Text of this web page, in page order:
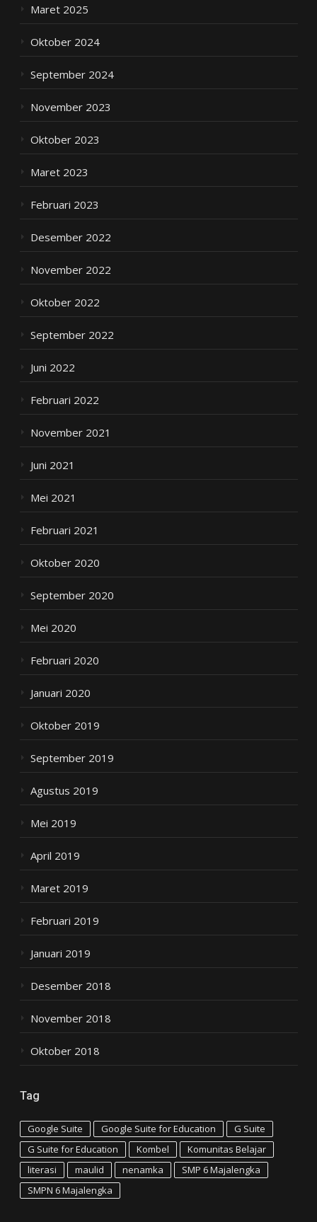
Maret 2025
Oktober 2024
September 2024
November 2023
Oktober 2023
Maret 2023
Februari 2023
Desember 2022
November 2022
Oktober 2022
September 2022
Juni 2022
Februari 2022
November 2021
Juni 2021
Mei 2021
Februari 2021
Oktober 2020
September 2020
Mei 2020
Februari 2020
Januari 2020
Oktober 2019
September 2019
Agustus 2019
Mei 2019
April 2019
Maret 2019
Februari 2019
Januari 2019
Desember 2018
November 2018
Oktober 2018
Tag
Google Suite Google Suite for Education
G Suite
G Suite for Education
Kombel
Komunitas Belajar
literasi
maulid nenamka
SMP 6 Majalengka
SMPN 6 Majalengka